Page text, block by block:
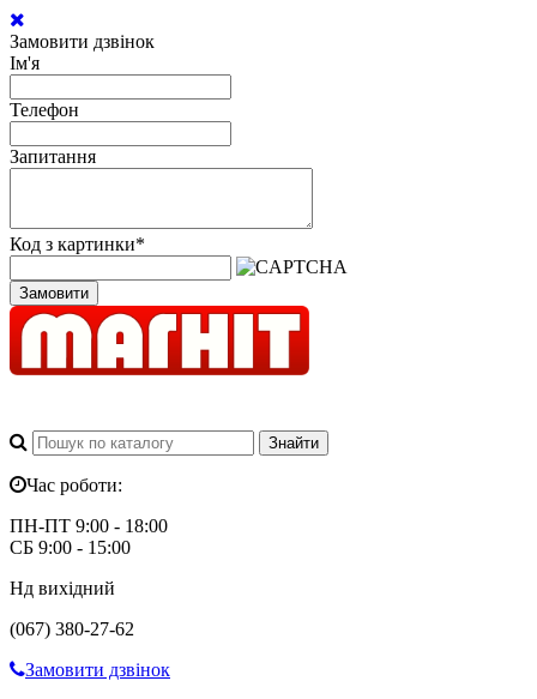
Замовити дзвінок
Ім'я
Телефон
Запитання
Код з картинки*
Замовити
Час роботи:
ПН-ПТ 9:00 - 18:00
СБ 9:00 - 15:00
Нд вихідний
(067) 380-27-62
Замовити дзвінок